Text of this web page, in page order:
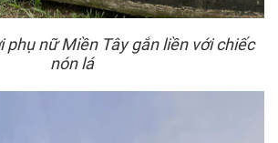
phụ nữ Miền Tây gắn liền với chiếc
nón lá